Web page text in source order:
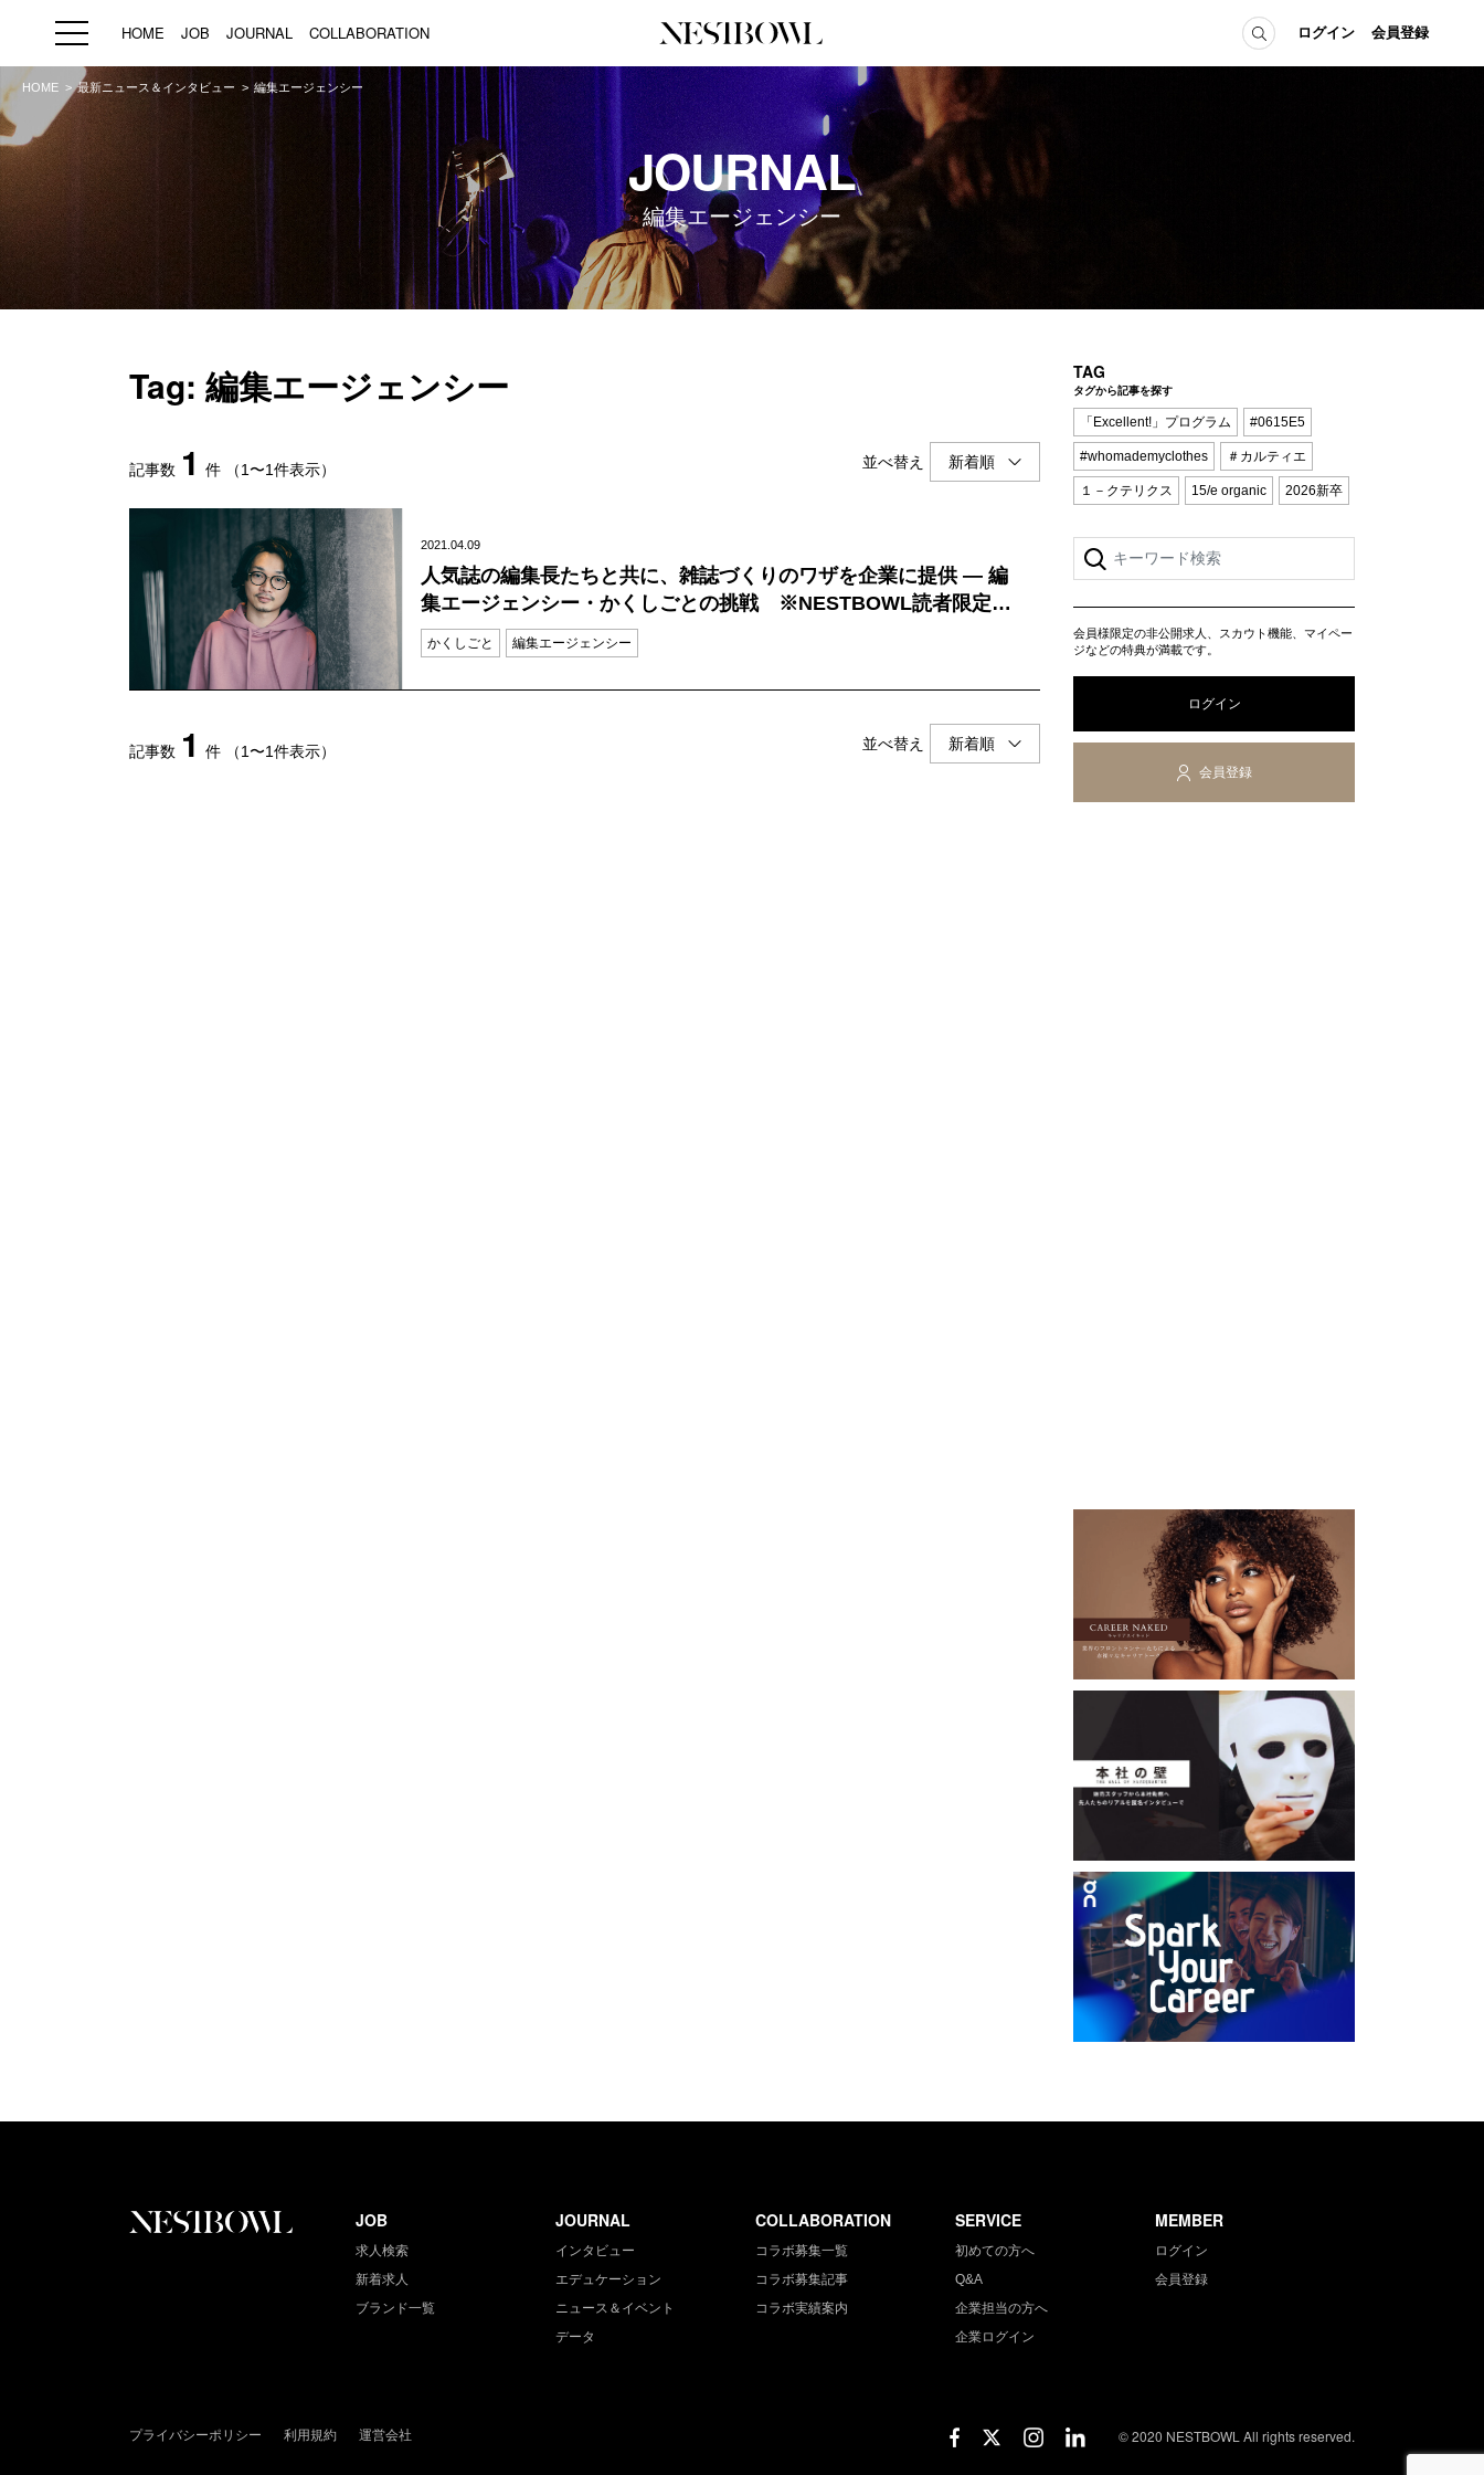
HOME JOB JOURNAL COLLABORATION ログイン 会員登録
HOME JOB
求人検索
新着求人
ブランド一覧
JOURNAL
インタビュー
エデュケーション
ニュース＆イベント
データ
COLLABORATION
コラボ募集一覧
コラボ募集記事
コラボ実績案内
初めての方へ
Q&A
HOME 最新ニュース＆インタビュー 編集エージェンシー
JOURNAL
編集エージェンシー
Tag: 編集エージェンシー
記事数 1 件 （1〜1件表示） 並べ替え
2021.04.09
人気誌の編集長たちと共に、雑誌づくりのワザを企業に提供 ― 編
集エージェンシー・かくしごとの挑戦 ※NESTBOWL読者限定「1
日編集長派遣」にもご応募を！
かくしごと 編集エージェンシー
記事数 1 件 （1〜1件表示） 並べ替え
TAG
タグから記事を探す
「Excellent!」プログラム #0615E5
#whomademyclothes ＃カルティエ
１－クテリクス 15/e organic 2026新卒
会員様限定の非公開求人、スカウト機能、マイペー
ジなどの特典が満載です。
ログイン
会員登録
JOB
求人検索
新着求人
ブランド一覧
JOURNAL
インタビュー
エデュケーション
ニュース＆イベント
データ
COLLABORATION
コラボ募集一覧
コラボ募集記事
コラボ実績案内
SERVICE
初めての方へ
Q&A
企業担当の方へ
企業ログイン
MEMBER
ログイン
会員登録
プライバシーポリシー 利用規約 運営会社 © 2020 NESTBOWL All rights reserved.